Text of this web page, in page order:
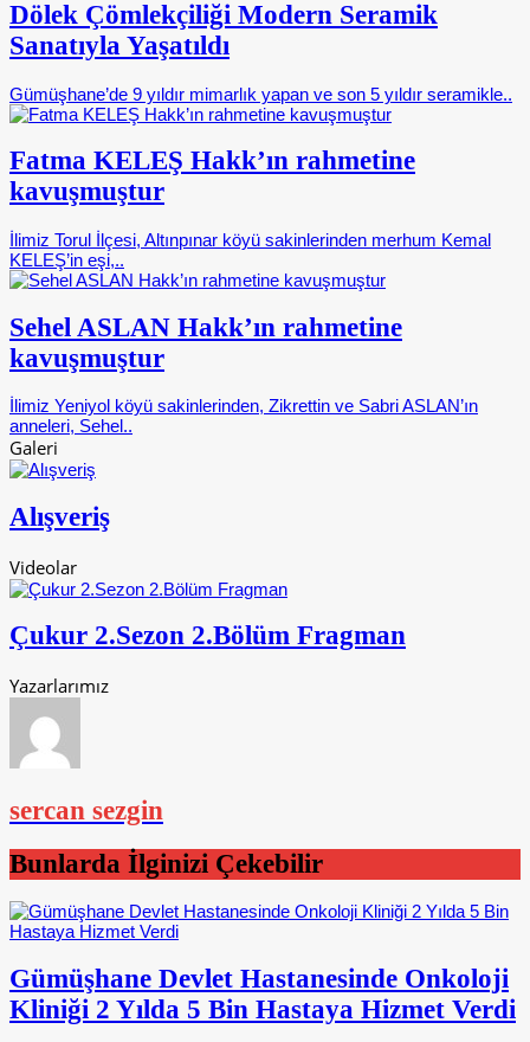
Dölek Çömlekçiliği Modern Seramik
Sanatıyla Yaşatıldı
Gümüşhane’de 9 yıldır mimarlık yapan ve son 5 yıldır seramikle..
Fatma KELEŞ Hakk’ın rahmetine
kavuşmuştur
İlimiz Torul İlçesi, Altınpınar köyü sakinlerinden merhum Kemal
KELEŞ’in eşi,..
Sehel ASLAN Hakk’ın rahmetine
kavuşmuştur
İlimiz Yeniyol köyü sakinlerinden, Zikrettin ve Sabri ASLAN’ın
anneleri, Sehel..
Galeri
Alışveriş
Videolar
Çukur 2.Sezon 2.Bölüm Fragman
Yazarlarımız
sercan sezgin
Bunlarda İlginizi Çekebilir
Gümüşhane Devlet Hastanesinde Onkoloji
Kliniği 2 Yılda 5 Bin Hastaya Hizmet Verdi